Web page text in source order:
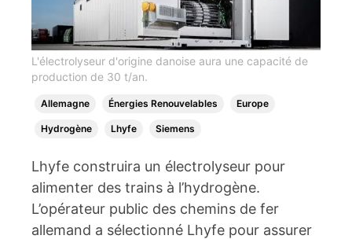
L'électrolyseur d'origine danoise aura une capacité de
production de 30 t/an.
Allemagne Énergies Renouvelables Europe
Hydrogène Lhyfe Siemens
Lhyfe construira un électrolyseur pour
alimenter des trains à l’hydrogène.
L’opérateur public des chemins de fer
allemand a sélectionné Lhyfe pour assurer